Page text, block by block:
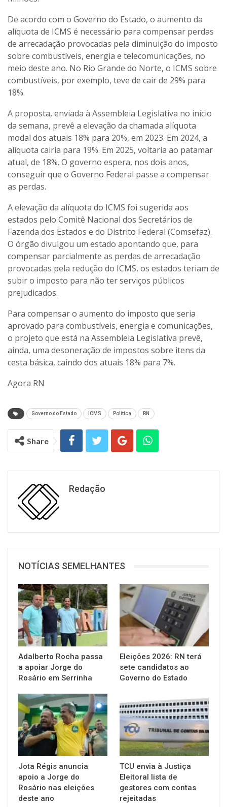
De acordo com o Governo do Estado, o aumento da
alíquota de ICMS é necessário para compensar perdas
de arrecadação provocadas pela diminuição do imposto
sobre combustíveis, energia e telecomunicações, no
meio deste ano. No Rio Grande do Norte, o ICMS sobre
combustíveis, por exemplo, teve de cair de 29% para
18%.
A proposta, enviada à Assembleia Legislativa no início
da semana, prevê a elevação da chamada alíquota
modal dos atuais 18% para 20%, em 2023. Em 2024, a
alíquota cairia para 19%. Em 2025, voltaria ao patamar
atual, de 18%. O governo espera, nos dois anos,
conseguir que o Governo Federal passe a compensar
as perdas.
A elevação da alíquota do ICMS foi sugerida aos
estados pelo Comitê Nacional dos Secretários de
Fazenda dos Estados e do Distrito Federal (Comsefaz).
O órgão divulgou um estado apontando que, para
compensar parcialmente as perdas de arrecadação
provocadas pela redução do ICMS, os estados teriam de
subir o imposto para não ter serviços públicos
prejudicados.
Para compensar o aumento do imposto que seria
aprovado para combustíveis, energia e comunicações,
o projeto que está na Assembleia Legislativa prevê,
ainda, uma desoneração de impostos sobre itens da
cesta básica, caindo dos atuais 18% para 7%.
Agora RN
Governo do Estado ICMS Política RN
Share
Redação
NOTÍCIAS SEMELHANTES
Adalberto Rocha passa
a apoiar Jorge do
Rosário em Serrinha
Eleições 2026: RN terá
sete candidatos ao
Governo do Estado
Jota Régis anuncia
apoio a Jorge do
Rosário nas eleições
deste ano
TCU envia à Justiça
Eleitoral lista de
gestores com contas
rejeitadas